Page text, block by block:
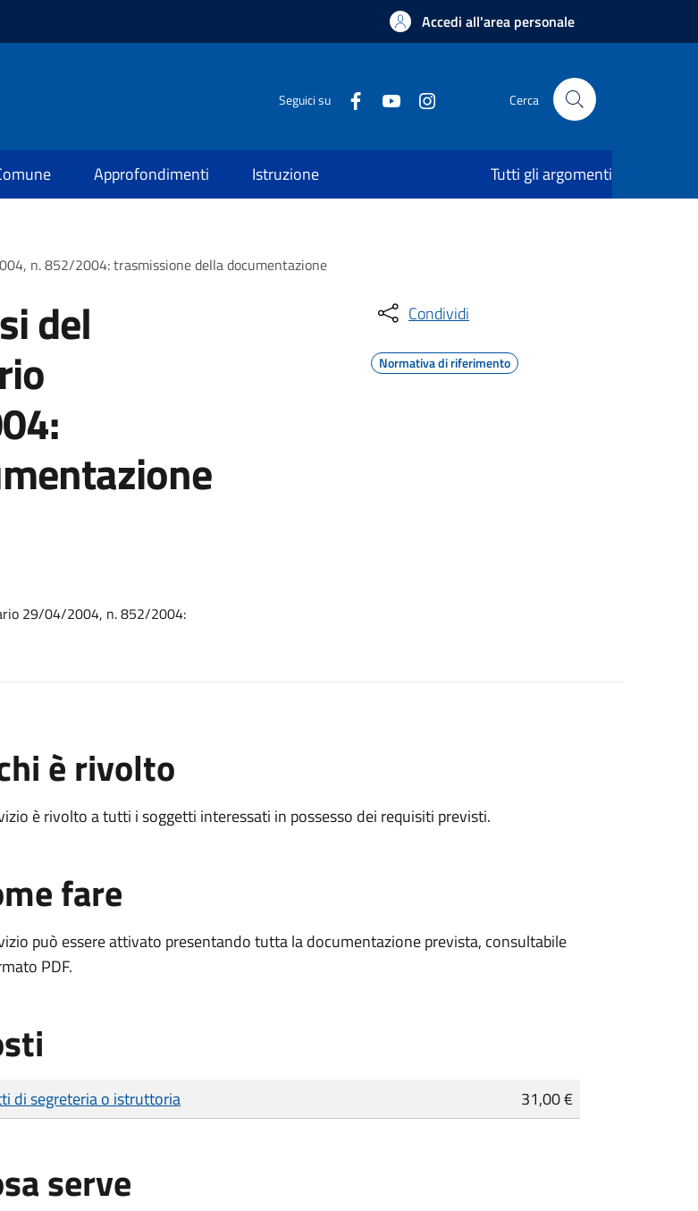
Accedi all'area personale
Seguici su Cerca
Approfondimenti Istruzione Tutti gli argomenti
n. 852/2004: trasmissione della documentazione
del
29/04/2004, n. 852/2004:
Condividi
Normativa di riferimento
è rivolto
è rivolto a tutti i soggetti interessati in possesso dei requisiti previsti.
fare
può essere attivato presentando tutta la documentazione prevista, consultabile
PDF.
di pagamento
di segreteria o istruttoria 31,00 €
serve